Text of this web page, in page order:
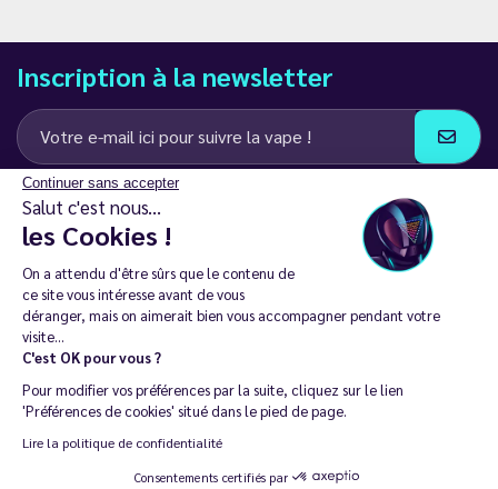
Continuer sans accepter
Salut c'est nous...
les Cookies !
On a attendu d'être sûrs que le contenu de
ce site vous intéresse avant de vous
déranger, mais on aimerait bien vous accompagner pendant votre
visite...
C'est OK pour vous ?
Pour modifier vos préférences par la suite, cliquez sur le lien
'Préférences de cookies' situé dans le pied de page.
Lire la politique de confidentialité
Consentements certifiés par
Inscription à la newsletter
J’accepte de recevoir des communications e-mail et SMS de la part de
LD Groupe
Restez en contact
La vente de cigarette électronique est interdite chez les moins de
18 ans. 🔞
Copyright © 2014 - 2026 Le Vapoteur Discount - Tous droits